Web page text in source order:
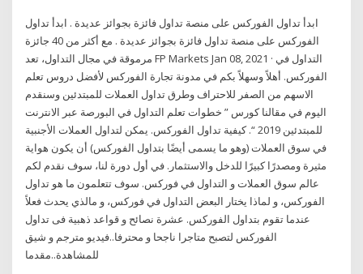
ابدأ تداول الفوركس على منصة تداول فائزة بجوائز عديدة . ابدأ تداول
الفوركس على منصة تداول فائزة بجوائز عديدة . مع أكثر من 40 جائزة
مرموقة في مجال التداول، تعد FP Markets Jan 08, 2021 · التداول في
الفوركس. أهلاً وسهلاً بكم في مدونة تجارة الفوركس لأفضل دروس تعلم
الاسهم من الصفر للاحتراف وطرق تداول العملات للمبتدئين وسنقدم
اليوم في مقالنا كورس ” خطوات تعلم التداول في البورصة عبر الانترنت
للمبتدئين 2019 “. كيفية تداول الفوركس. يمكن لتداول العملات الأجنبية
في سوق العملات (وهو ما يسمى أيضًا بتداول الفوركس) أن يكون هواية
مثيرة ومصدرًا كبيرًا للدخل والاستثمار. في أول دورة لنا، سوف نقدم لكم
عالم سوق العملات و التداول في فوركس. سوف تتعلمون ما هو تداول
الفوركس، و لماذا يختار البعض التداول في فوركس، و مالذي يحدث فعلاً
عندما تقوم بتداول الفوركس. عشرة نصائح و قواعد ذهبية فى تداول
الفوركس لتصبح متاجرا ناجحا و محترفا..فيديو مترجم و شيق
للمشاهدة..مقدما